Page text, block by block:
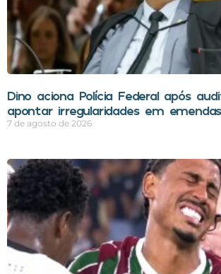
Dino aciona Polícia Federal após
apontar irregularidades em
7 de agosto de 2026